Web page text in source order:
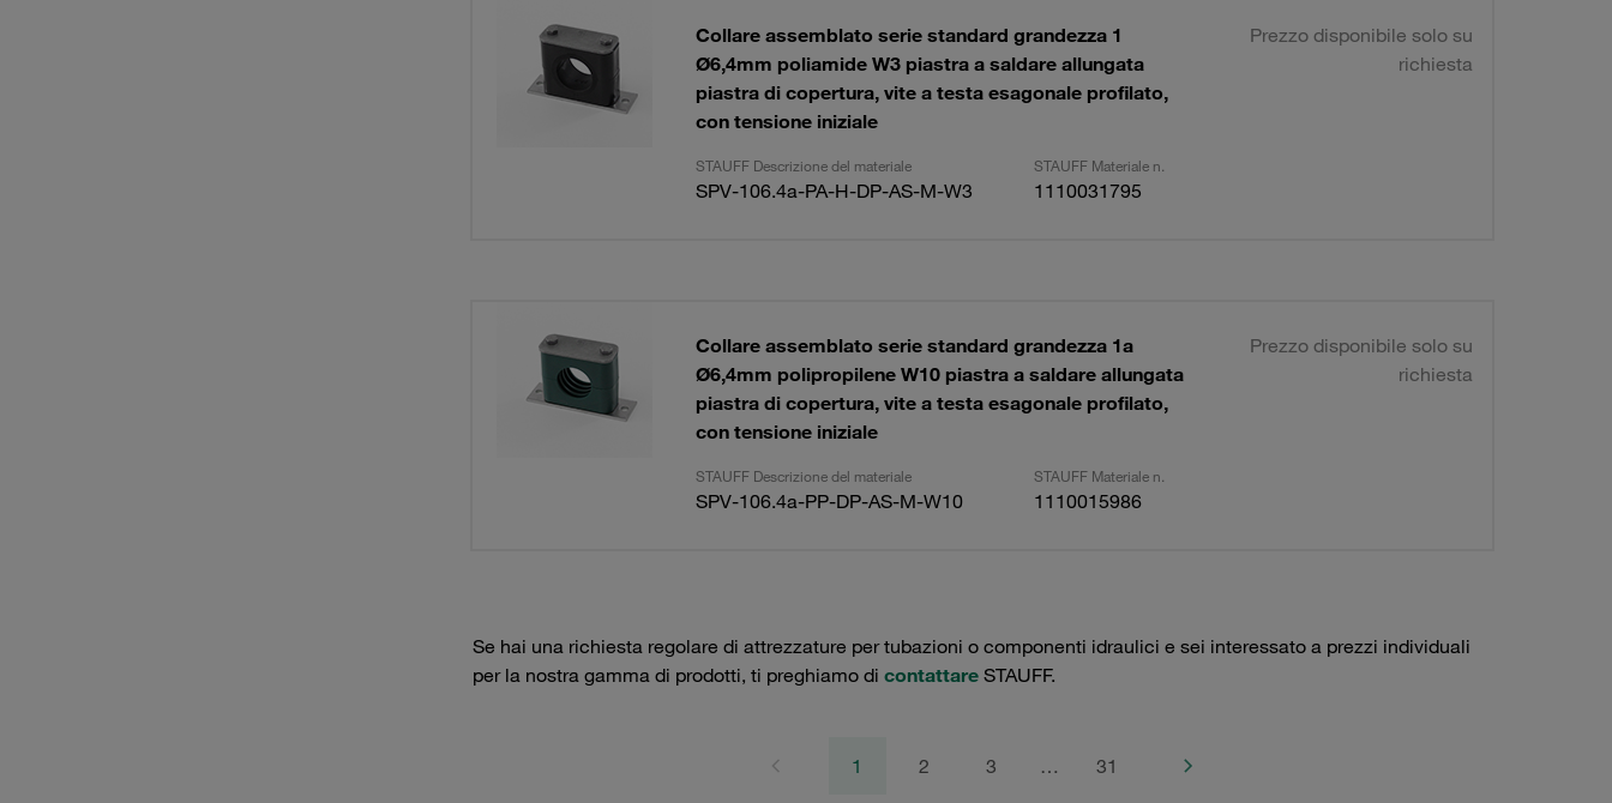
Collare assemblato serie standard grandezza 1
Ø6,4mm poliamide W3 piastra a saldare allungata
piastra di copertura, vite a testa esagonale profilato,
con tensione iniziale
Prezzo disponibile solo su
richiesta
STAUFF Descrizione del materiale STAUFF Materiale n.
SPV-106.4a-PA-H-DP-AS-M-W3 1110031795
Collare assemblato serie standard grandezza 1a
Ø6,4mm polipropilene W10 piastra a saldare allungata
piastra di copertura, vite a testa esagonale profilato,
con tensione iniziale
Prezzo disponibile solo su
richiesta
STAUFF Descrizione del materiale STAUFF Materiale n.
SPV-106.4a-PP-DP-AS-M-W10 1110015986
Se hai una richiesta regolare di attrezzature per tubazioni o componenti idraulici e sei interessato a prezzi individuali
per la nostra gamma di prodotti, ti preghiamo di contattareSTAUFF.
1 2 3 … 31